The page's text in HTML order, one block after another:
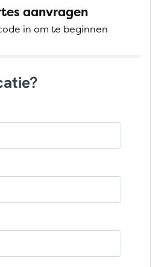
aanvragen
in om te beginnen